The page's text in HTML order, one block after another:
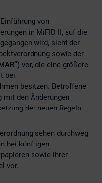
von
in MiFID II, auf die
wird, sieht der
sowie der
) vor, die eine größere
bei
besitzen. Betroffene
den Änderungen
der neuen Regeln
sehen durchweg
bei künftigen
sowie ihrer
vor.